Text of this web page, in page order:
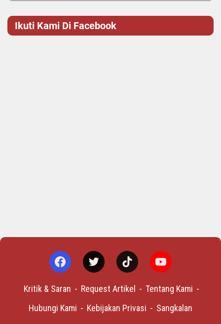
Ikuti Kami Di Facebook
Kritik & Saran Request Artikel
Tentang Kami
Hubungi Kami
Kebijakan Privasi Sangkalan